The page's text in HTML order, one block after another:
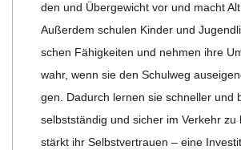
C
H
U
den und Über­ge­wicht vor und macht
Außer­dem schu­len Kin­der und
schen Fähig­kei­ten und neh­men ihre
wahr, wenn sie den Schul­weg
gen. Dadurch ler­nen sie schnel­ler und
selbst­stän­dig und sicher im Ver­kehr zu
stärkt ihr Selbst­ver­trauen – eine